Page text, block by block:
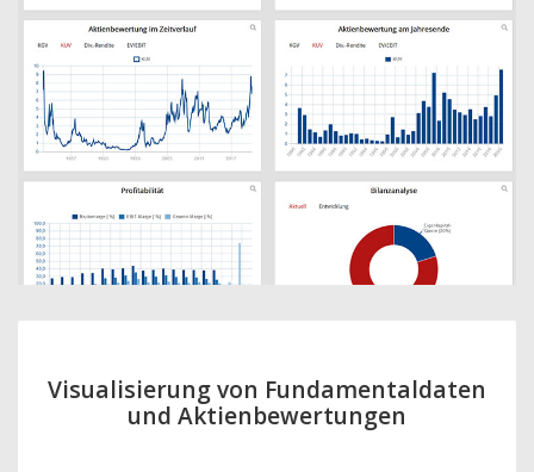
Visualisierung von Fundamentaldaten
und Aktienbewertungen